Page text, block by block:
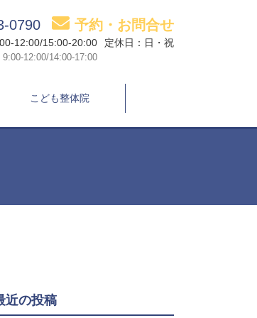
0790 予約・お問合せ
12:00/15:00-20:00
9:00-12:00/14:00-17:00
定休日：日・祝
こども整体院
近の投稿